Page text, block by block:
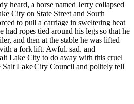
heard, a horse named Jerry collapsed
City on State Street and South
to pull a carriage in sweltering heat
had ropes tied around his legs so that he
and then at the stable he was lifted
a fork lift. Awful, sad, and
Lake City to do away with this cruel
Salt Lake City Council and politely tell